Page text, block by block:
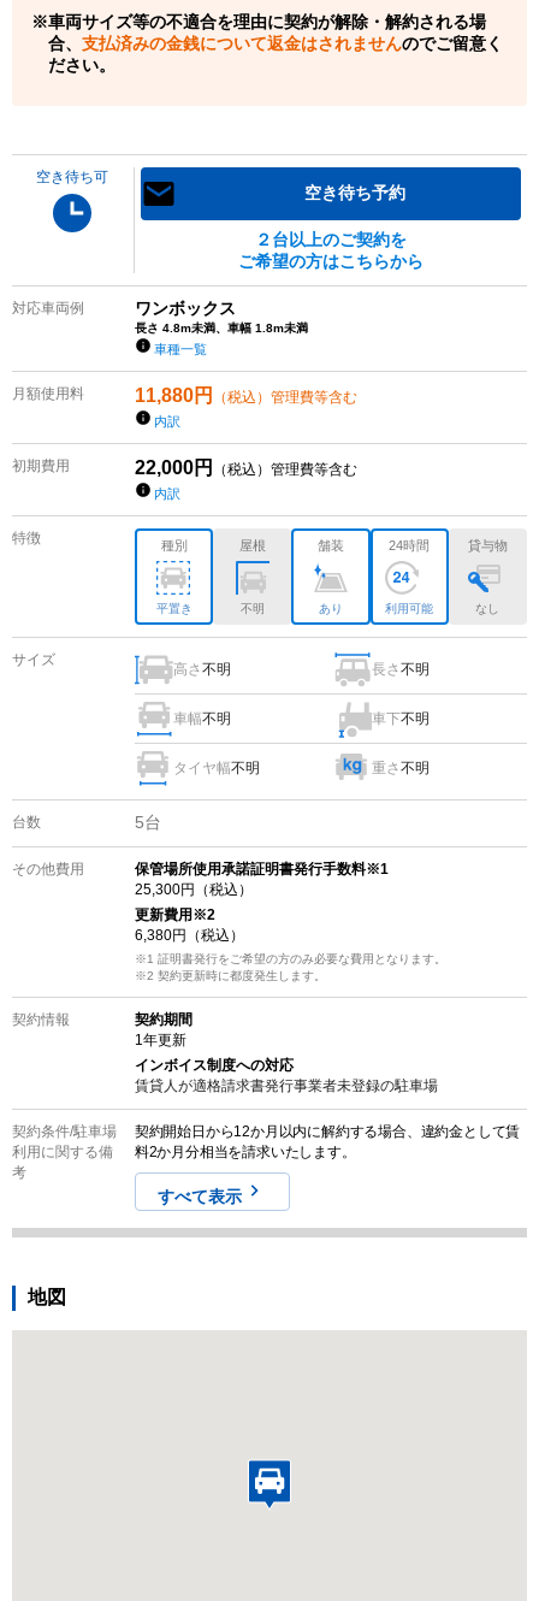
車両サイズ等の不適合を理由に契約が解除・解約される場
合、 支払済みの金銭について返金はされませんのでご留意く
ださい。
空き待ち可
空き待ち予約
２台以上のご契約を
ご希望の方はこちらから
対応車両例 ワンボックス
長さ 4.8m未満、車幅 1.8m未満
車種一覧
月額使用料 11,880円 （税込）管理費等含む
内訳
初期費用 22,000円 （税込）管理費等含む
内訳
特徴 種別
平置き
屋根
不明
舗装
あり
24時間
利用可能
貸与物
なし
サイズ
高さ不明 長さ不明
車幅不明 車下不明
タイヤ幅不明 重さ不明
台数 5台
その他費用
保管場所使用承諾証明書発行手数料※1
25,300円（税込）
更新費用 ※2
6,380円（税込）
※1 証明書発行をご希望の方のみ必要な費用となります。
※2 契約更新時に都度発生します。
契約情報
契約期間
1年更新
インボイス制度への対応
賃貸人が適格請求書発行事業者未登録の駐車場
契約条件/駐車場
利用に関する備
考
契約開始日から12か月以内に解約する場合、違約金として賃
料2か月分相当を請求いたします。
すべて表示
地図